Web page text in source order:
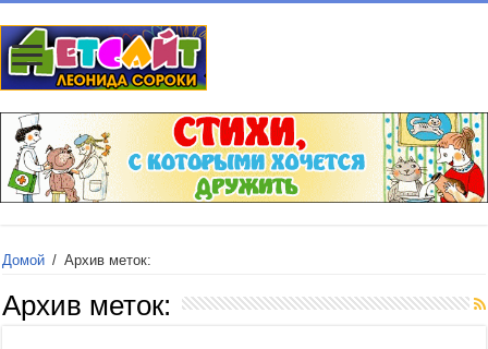
Домой / Архив меток:
Архив меток: